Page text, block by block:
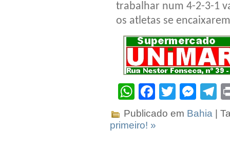
trabalhar num 4-2-3-1
os atletas se
WhatsApp
Facebook
Twitter
Publicado em Bahia |
primeiro! »